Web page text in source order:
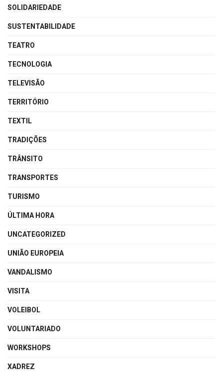
SOLIDARIEDADE
SUSTENTABILIDADE
TEATRO
TECNOLOGIA
TELEVISÃO
TERRITÓRIO
TEXTIL
TRADIÇÕES
TRÂNSITO
TRANSPORTES
TURISMO
ÚLTIMA HORA
UNCATEGORIZED
UNIÃO EUROPEIA
VANDALISMO
VISITA
VOLEIBOL
VOLUNTARIADO
WORKSHOPS
XADREZ